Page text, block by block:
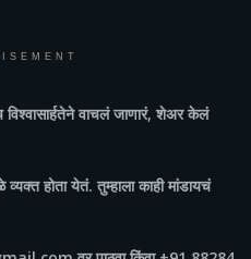
वाचलं जाणारं, शेअर केलं
होता येतं. तुम्हाला काही मांडायचं